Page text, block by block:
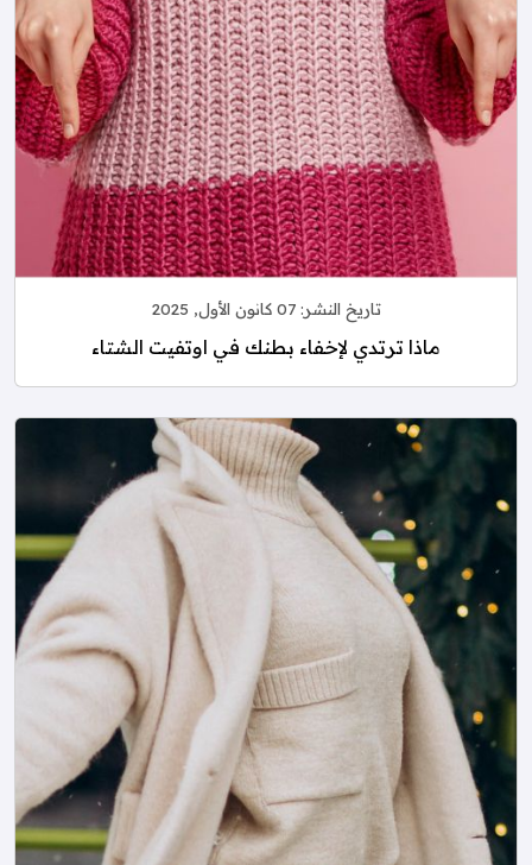
تاريخ النشر:07 كانون الأول, 2025
ماذا ترتدي لإخفاء بطنك في اوتفيت الشتاء